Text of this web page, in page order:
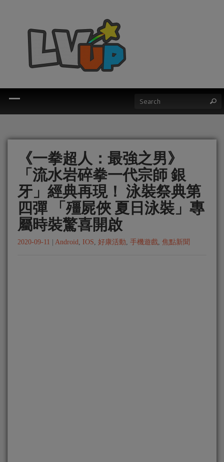
《一拳超人：最強之男》
「流水岩碎拳一代宗師 銀
牙」經典再現！ 泳裝祭典第
四彈 「殭屍俠 夏日泳裝」專
屬時裝驚喜開啟
2020-09-11 Android, IOS, 好康活動, 手機遊戲, 焦點新聞